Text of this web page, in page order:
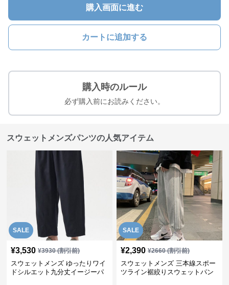
購入画面に進む
カートに追加する
購入時のルール
必ず購入前にお読みください。
スウェットメンズパンツの人気アイテム
SALE
¥3,530 ¥3930(割引前)
スウェットメンズ ゆったりワイ
ドシルエット九分丈イージーパ
SALE
¥2,390 ¥2660(割引前)
スウェットメンズ 三本線スポー
ツライン裾絞りスウェットパン